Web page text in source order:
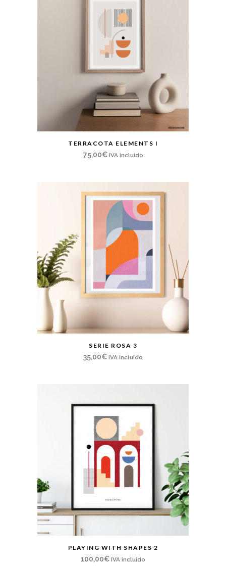
TERRACOTA ELEMENTS I
75,00€ IVA incluido
SERIE ROSA 3
35,00€ IVA incluido
PLAYING WITH SHAPES 2
100,00€ IVA incluido